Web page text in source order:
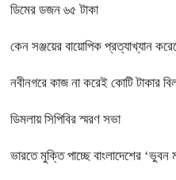
ডিমের ডজন ৬৫ টাকা
কেন সঞ্জয়ের বায়োপিক প্রত্যাখ্যান
নবীনগরে কাজ না করেই কোটি টাকার
ডিমলায় সিপিবির স্মরণ সভা
ভারতে মুক্তি পাচ্ছে বাংলাদেশের ‘ভুবন